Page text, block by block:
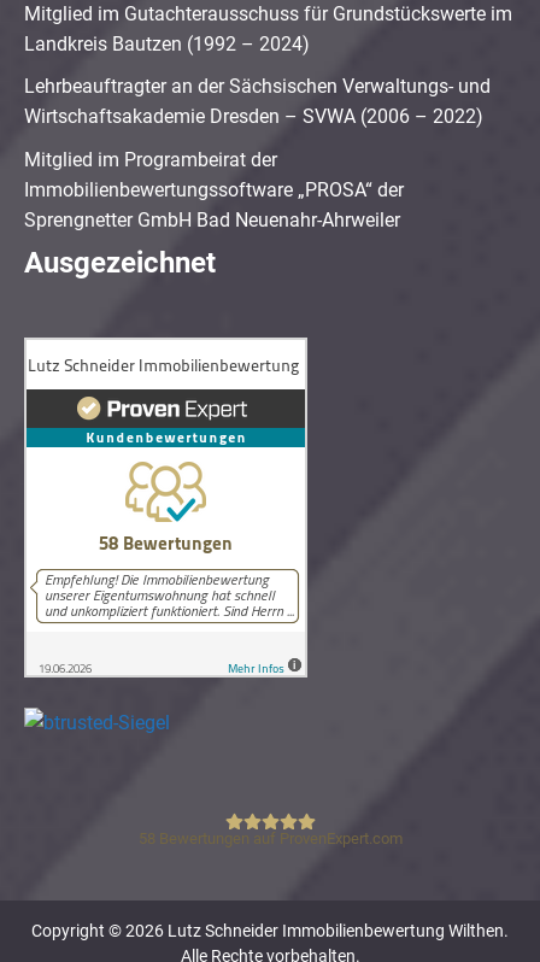
Mitglied im Gutachterausschuss für Grundstückswerte im
Landkreis Bautzen (1992 – 2024)
Lehrbeauftragter an der Sächsischen Verwaltungs- und
Wirtschaftsakademie Dresden – SVWA (2006 – 2022)
Mitglied im Programbeirat der
Immobilienbewertungssoftware „PROSA“ der
Sprengnetter GmbH Bad Neuenahr-Ahrweiler
Ausgezeichnet
Lutz Schneider Immobilienbewertung
58 Bewertungen auf ProvenExpert.com
Copyright © 2026 Lutz Schneider Immobilienbewertung Wilthen.
Alle Rechte vorbehalten.